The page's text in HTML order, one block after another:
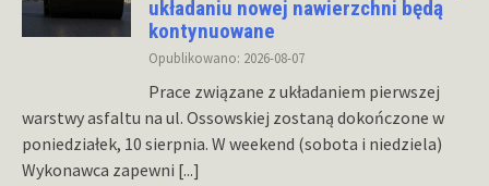
układaniu nowej nawierzchni będą
kontynuowane
Opublikowano: 2026-08-07
Prace związane z układaniem pierwszej
warstwy asfaltu na ul. Ossowskiej zostaną dokończone w
poniedziałek, 10 sierpnia. W weekend (sobota i niedziela)
Wykonawca zapewni [...]